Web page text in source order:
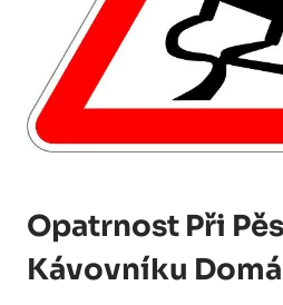
Opatrnost Při
Kávovníku